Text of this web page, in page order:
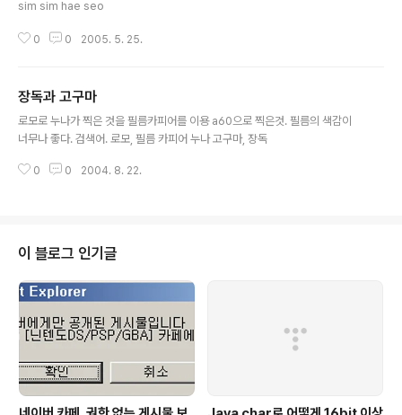
sim sim hae seo
0 0 2005. 5. 25.
장독과 고구마
로모로 누나가 찍은 것을 필름카피어를 이용 a60으로 찍은것. 필름의 색감이
너무나 좋다. 검색어. 로모, 필름 카피어 누나 고구마, 장독
0 0 2004. 8. 22.
이 블로그 인기글